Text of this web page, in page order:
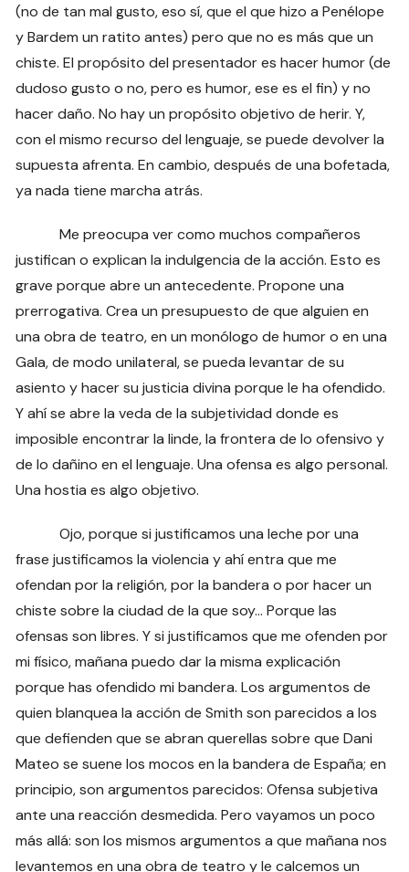
(no de tan mal gusto, eso sí, que el que hizo a Penélope
y Bardem un ratito antes) pero que no es más que un
chiste. El propósito del presentador es hacer humor (de
dudoso gusto o no, pero es humor, ese es el fin) y no
hacer daño. No hay un propósito objetivo de herir. Y,
con el mismo recurso del lenguaje, se puede devolver la
supuesta afrenta. En cambio, después de una bofetada,
ya nada tiene marcha atrás.
Me preocupa ver como muchos compañeros
justifican o explican la indulgencia de la acción. Esto es
grave porque abre un antecedente. Propone una
prerrogativa. Crea un presupuesto de que alguien en
una obra de teatro, en un monólogo de humor o en una
Gala, de modo unilateral, se pueda levantar de su
asiento y hacer su justicia divina porque le ha ofendido.
Y ahí se abre la veda de la subjetividad donde es
imposible encontrar la linde, la frontera de lo ofensivo y
de lo dañino en el lenguaje. Una ofensa es algo personal.
Una hostia es algo objetivo.
Ojo, porque si justificamos una leche por una
frase justificamos la violencia y ahí entra que me
ofendan por la religión, por la bandera o por hacer un
chiste sobre la ciudad de la que soy… Porque las
ofensas son libres. Y si justificamos que me ofenden por
mi físico, mañana puedo dar la misma explicación
porque has ofendido mi bandera. Los argumentos de
quien blanquea la acción de Smith son parecidos a los
que defienden que se abran querellas sobre que Dani
Mateo se suene los mocos en la bandera de España; en
principio, son argumentos parecidos: Ofensa subjetiva
ante una reacción desmedida. Pero vayamos un poco
más allá: son los mismos argumentos a que mañana nos
levantemos en una obra de teatro y le calcemos un